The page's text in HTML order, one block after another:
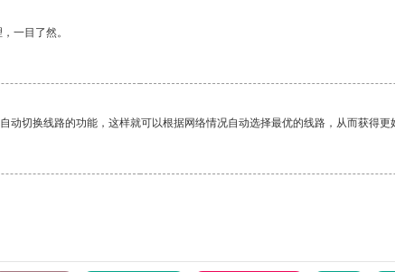
一目了然。
切换线路的功能，这样就可以根据网络情况自动选择最优的线路，从而获得更